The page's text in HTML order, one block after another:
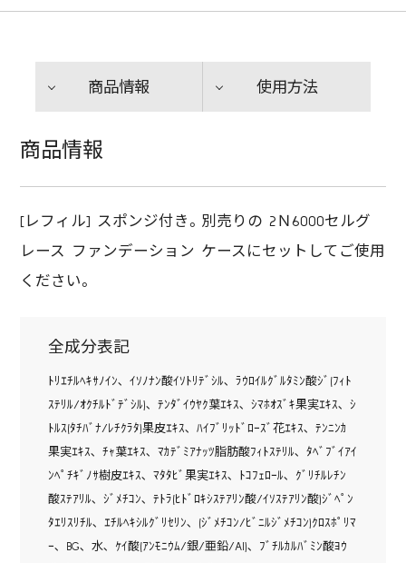
商品情報 使用方法
商品情報
[レフィル] スポンジ付き。別売りの 2Ｎ6000セルグ
レース ファンデーション ケースにセットしてご使用
ください。
全成分表記
ﾄﾘｴﾁﾙﾍｷｻﾉｲﾝ､ ｲｿﾉﾅﾝ酸ｲｿﾄﾘﾃﾞｼﾙ､ ﾗｳﾛｲﾙｸﾞﾙﾀﾐﾝ酸ｼﾞ(ﾌｨﾄ
ｽﾃﾘﾙ/ｵｸﾁﾙﾄﾞﾃﾞｼﾙ)､ ﾃﾝﾀﾞｲｳﾔｸ葉ｴｷｽ､ ｼﾏﾎｵｽﾞｷ果実ｴｷｽ､ ｼ
ﾄﾙｽ(ﾀﾁﾊﾞﾅ/ﾚﾁｸﾗﾀ)果皮ｴｷｽ､ ﾊｲﾌﾞﾘｯﾄﾞﾛｰｽﾞ花ｴｷｽ､ ﾃﾝﾆﾝｶ
果実ｴｷｽ､ ﾁｬ葉ｴｷｽ､ ﾏｶﾃﾞﾐｱﾅｯﾂ脂肪酸ﾌｨﾄｽﾃﾘﾙ､ ﾀﾍﾞﾌﾞｲｱｲ
ﾝﾍﾟﾁｷﾞﾉｻ樹皮ｴｷｽ､ ﾏﾀﾀﾋﾞ果実ｴｷｽ､ ﾄｺﾌｪﾛｰﾙ､ ｸﾞﾘﾁﾙﾚﾁﾝ
酸ｽﾃｱﾘﾙ､ ｼﾞﾒﾁｺﾝ､ ﾃﾄﾗ(ﾋﾄﾞﾛｷｼｽﾃｱﾘﾝ酸/ｲｿｽﾃｱﾘﾝ酸)ｼﾞﾍﾟﾝ
ﾀｴﾘｽﾘﾁﾙ､ ｴﾁﾙﾍｷｼﾙｸﾞﾘｾﾘﾝ､ (ｼﾞﾒﾁｺﾝ/ﾋﾞﾆﾙｼﾞﾒﾁｺﾝ)ｸﾛｽﾎﾟﾘﾏ
ｰ､ BG､ 水､ ｹｲ酸(ｱﾝﾓﾆｳﾑ/銀/亜鉛/Al)､ ﾌﾞﾁﾙｶﾙﾊﾞﾐﾝ酸ﾖｳ